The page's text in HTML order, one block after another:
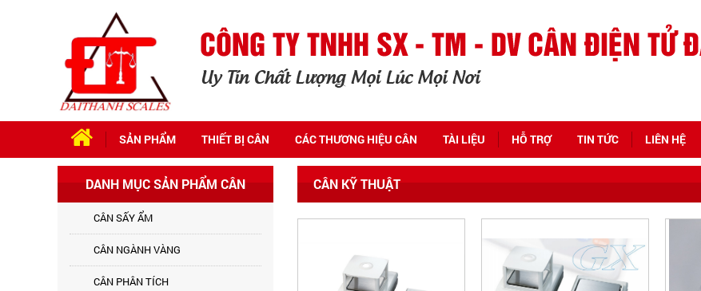
SẢN PHẨM THIẾT BỊ CÂN CÁC THƯƠNG HIỆU CÂN TÀI LIỆU HỖ TRỢ TIN TỨC LIÊN HỆ
DANH MỤC SẢN PHẨM CÂN
CÂN SẤY ẨM
CÂN NGÀNH VÀNG
CÂN PHÂN TÍCH
CÂN KỸ THUẬT